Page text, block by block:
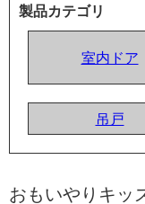
製品カテゴリ
室内ドア
吊戸
おもいやりキ